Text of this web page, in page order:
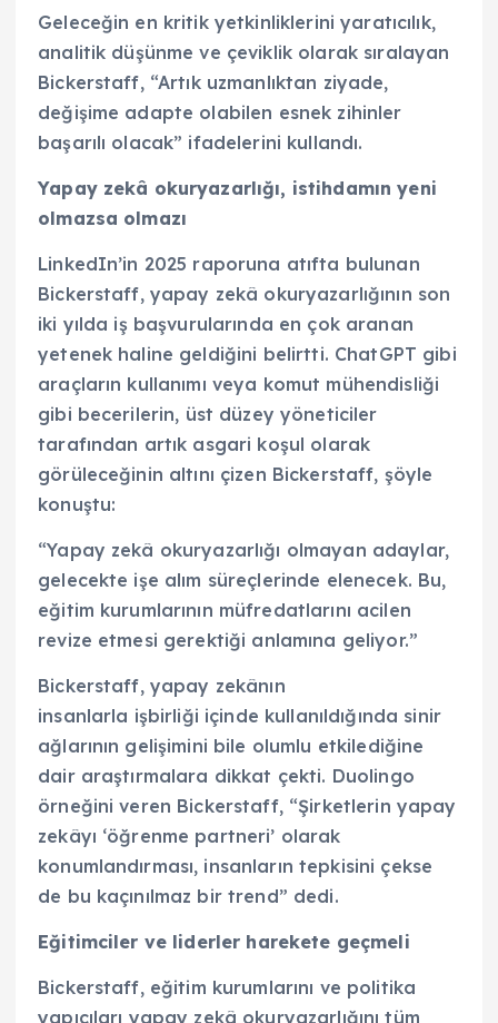
Geleceğin en kritik yetkinliklerini yaratıcılık,
analitik düşünme ve çeviklik olarak sıralayan
Bickerstaff, “Artık uzmanlıktan ziyade,
değişime adapte olabilen esnek zihinler
başarılı olacak” ifadelerini kullandı.
Yapay zekâ okuryazarlığı, istihdamın yeni
olmazsa olmazı
LinkedIn’in 2025 raporuna atıfta bulunan
Bickerstaff, yapay zekâ okuryazarlığının son
iki yılda iş başvurularında en çok aranan
yetenek haline geldiğini belirtti. ChatGPT gibi
araçların kullanımı veya komut mühendisliği
gibi becerilerin, üst düzey yöneticiler
tarafından artık asgari koşul olarak
görüleceğinin altını çizen Bickerstaff, şöyle
konuştu:
“Yapay zekâ okuryazarlığı olmayan adaylar,
gelecekte işe alım süreçlerinde elenecek. Bu,
eğitim kurumlarının müfredatlarını acilen
revize etmesi gerektiği anlamına geliyor.”
Bickerstaff, yapay zekânın
insanlarla işbirliği içinde kullanıldığında sinir
ağlarının gelişimini bile olumlu etkilediğine
dair araştırmalara dikkat çekti. Duolingo
örneğini veren Bickerstaff, “Şirketlerin yapay
zekâyı ‘öğrenme partneri’ olarak
konumlandırması, insanların tepkisini çekse
de bu kaçınılmaz bir trend” dedi.
Eğitimciler ve liderler harekete geçmeli
Bickerstaff, eğitim kurumlarını ve politika
yapıcıları yapay zekâ okuryazarlığını tüm